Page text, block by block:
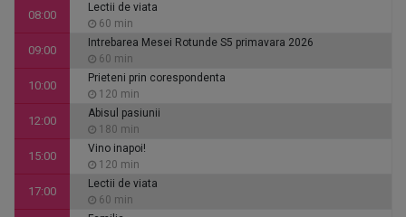
08:00
Lectii de viata
60 min
09:00
Intrebarea Mesei Rotunde S5 primavara 2026
60 min
10:00
Prieteni prin corespondenta
120 min
12:00
Abisul pasiunii
180 min
15:00
Vino inapoi!
120 min
17:00
Lectii de viata
60 min